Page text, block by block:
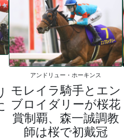
アンドリュー・ホーキンス
モレイラ騎手とエン
ブロイダリーが桜花
賞制覇、森一誠調教
師は桜で初戴冠